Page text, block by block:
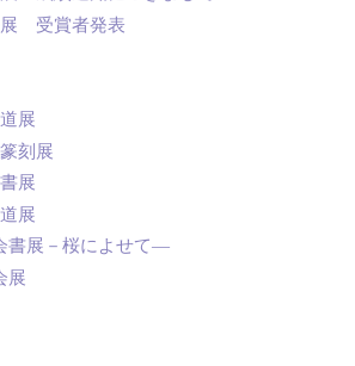
展 受賞者発表
展
刻展
展
展
書展－桜によせて―
展